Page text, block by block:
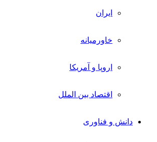
ایران
خاورمیانه
اروپا و آمریکا
اقتصاد بین الملل
دانش و فناوری